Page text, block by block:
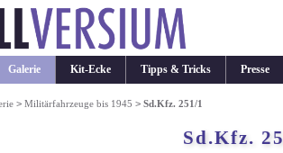
Galerie Kit-Ecke Tipps & Tricks Presse
>Militärfahrzeuge bis 1945 >Sd.Kfz. 251/1
Sd.Kfz.